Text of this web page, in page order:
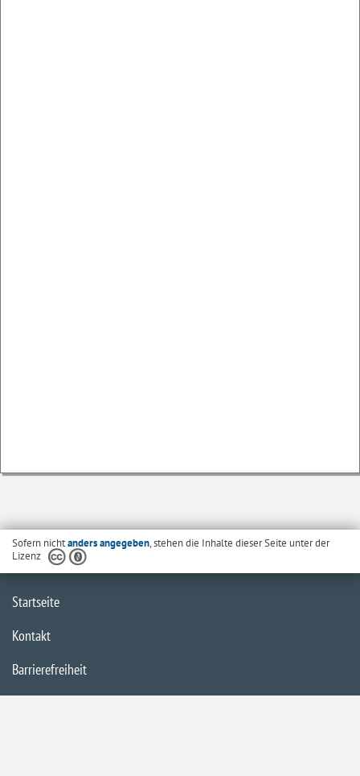
Sofern nichtanders angegeben, stehen die Inhalte dieser Seite unter der
Lizenz
Startseite
Kontakt
Barrierefreiheit